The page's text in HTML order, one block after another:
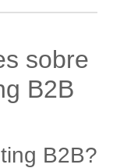
sobre
B2B
B2B?